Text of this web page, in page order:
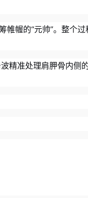
帷幄的“元帅”。整个
精准处理肩胛骨内侧